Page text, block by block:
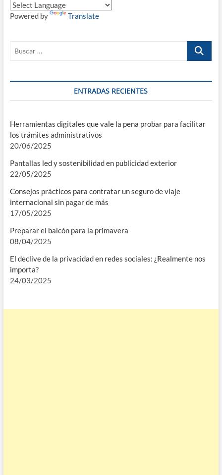
Powered by Translate
Buscar
ENTRADAS RECIENTES
Herramientas digitales que vale la pena probar para facilitar
los trámites administrativos
20/06/2025
Pantallas led y sostenibilidad en publicidad exterior
22/05/2025
Consejos prácticos para contratar un seguro de viaje
internacional sin pagar de más
17/05/2025
Preparar el balcón para la primavera
08/04/2025
El declive de la privacidad en redes sociales: ¿Realmente nos
importa?
24/03/2025